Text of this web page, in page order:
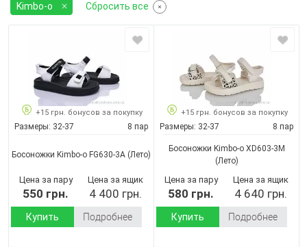
Kimbo-o Сбросить все
+15 грн. бонусов за покупку
Размеры: 32-37 8 пар
Босоножки Kimbo-o FG630-3A (Лето)
Цена за пару
550 грн.
Цена за ящик
4 400 грн.
Купить Подробнее
+15 грн. бонусов за покупку
Размеры: 32-37 8 пар
Босоножки Kimbo-o XD603-3M
(Лето)
Цена за пару
580 грн.
Цена за ящик
4 640 грн.
Купить Подробнее